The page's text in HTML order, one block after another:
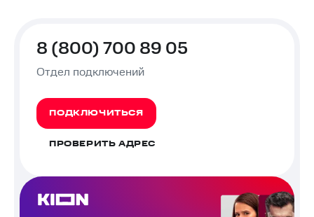
8 (800) 700 89 05
Отдел подключений
ПОДКЛЮЧИТЬСЯ
ПРОВЕРИТЬ АДРЕС